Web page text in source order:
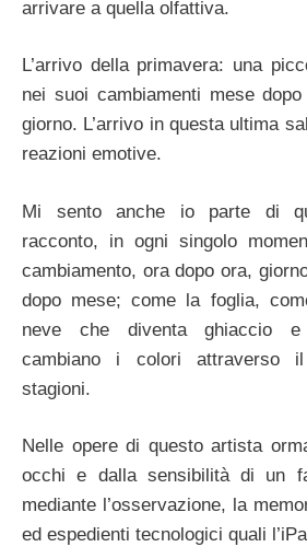
arrivare a quella olfattiva.
L’arrivo della primavera: una
nei suoi cambiamenti mese
giorno. L’arrivo in questa ultima
reazioni emotive.
Mi sento anche io parte di
racconto, in ogni singolo
cambiamento, ora dopo ora,
dopo mese; come la foglia,
neve che diventa ghiaccio e
cambiano i colori attraverso
stagioni.
Nelle opere di questo artista
occhi e dalla sensibilità di un
mediante l’osservazione, la
ed espedienti tecnologici quali